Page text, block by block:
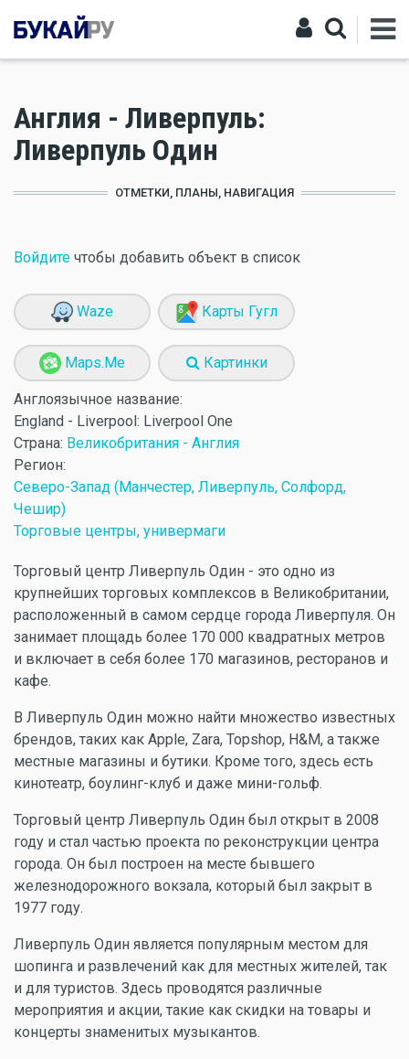
Англия - Ливерпуль:
Ливерпуль Один
ОТМЕТКИ, ПЛАНЫ, НАВИГАЦИЯ
Войдите чтобы добавить объект в список
Waze Карты Гугл
Maps.Me Картинки
Англоязычное название:
England - Liverpool: Liverpool One
Страна: Великобритания - Англия
Регион:
Северо-Запад (Манчестер, Ливерпуль, Солфорд,
Чешир)
Торговые центры, универмаги
Торговый центр Ливерпуль Один - это одно из
крупнейших торговых комплексов в Великобритании,
расположенный в самом сердце города Ливерпуля. Он
занимает площадь более 170 000 квадратных метров
и включает в себя более 170 магазинов, ресторанов и
кафе.
В Ливерпуль Один можно найти множество известных
брендов, таких как Apple, Zara, Topshop, H&M, а также
местные магазины и бутики. Кроме того, здесь есть
кинотеатр, боулинг-клуб и даже мини-гольф.
Торговый центр Ливерпуль Один был открыт в 2008
году и стал частью проекта по реконструкции центра
города. Он был построен на месте бывшего
железнодорожного вокзала, который был закрыт в
1977 году.
Ливерпуль Один является популярным местом для
шопинга и развлечений как для местных жителей, так
и для туристов. Здесь проводятся различные
мероприятия и акции, такие как скидки на товары и
концерты знаменитых музыкантов.